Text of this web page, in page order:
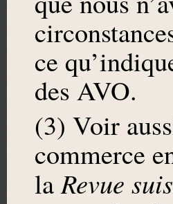
ce
des AVO.
(3) Voir
commerce
laRevue